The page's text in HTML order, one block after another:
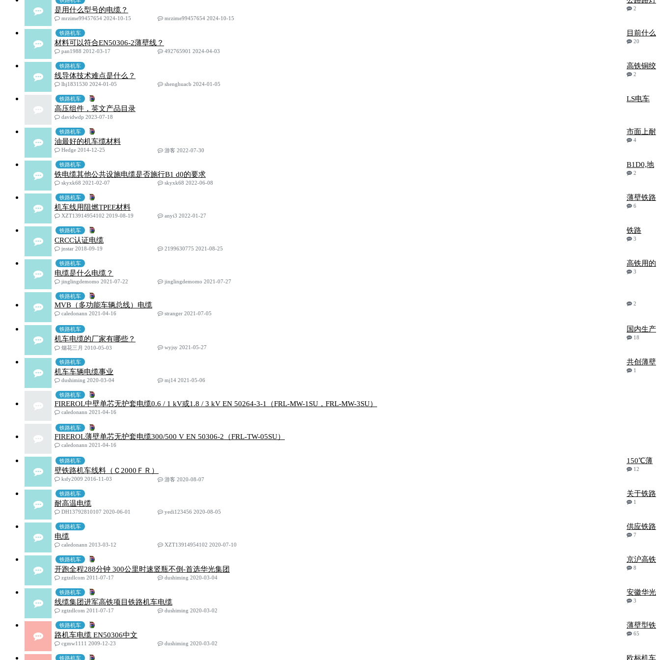
是用什么型号的电缆？
2
mrzime99457654 2024-10-15
mrzime99457654 2024-10-15
铁路机车
目前什么
材料可以符合EN50306-2薄壁线？
20
pan1988 2012-03-17
492765901 2024-04-03
铁路机车
高铁铜绞
线导体技术难点是什么？
2
lhj1831530 2024-01-05
shenghuacb 2024-01-05
铁路机车
LS电车
高压组件，英文产品目录
davidwdp 2023-07-18
铁路机车
市面上耐
油最好的机车缆材料
4
Hedge 2014-12-25
游客 2022-07-30
铁路机车
B1D0,地
铁电缆其他公共设施电缆是否施行B1 d0的要求
2
skyxk68 2021-02-07
skyxk68 2022-06-08
铁路机车
薄壁铁路
机车线用阻燃TPEE材料
6
XZT13914954102 2019-08-19
anyi3 2022-01-27
铁路机车
铁路
CRCC认证电缆
3
jnstar 2018-09-19
2199630775 2021-08-25
铁路机车
高铁用的
电缆是什么电缆？
3
jinglingdemomo 2021-07-22
jinglingdemomo 2021-07-27
铁路机车
MVB（多功能车辆总线）电缆
2
caledonann 2021-04-16
stranger 2021-07-05
铁路机车
国内生产
机车电缆的厂家有哪些？
18
烟花三月 2010-05-03
wyjsy 2021-05-27
铁路机车
共创薄壁
机车车辆电缆事业
1
dushiming 2020-03-04
mj14 2021-05-06
铁路机车
FIREROL中壁单芯无护套电缆0.6 / 1 kV或1.8 / 3 kV EN 50264-3-1（FRL-MW-1SU，FRL-MW-3SU）
caledonann 2021-04-16
铁路机车
FIREROL薄壁单芯无护套电缆300/500 V EN 50306-2（FRL-TW-05SU）
caledonann 2021-04-16
铁路机车
150℃薄
壁铁路机车线料（Ｃ2000ＦＲ）
12
ksfy2009 2016-11-03
游客 2020-08-07
铁路机车
关于铁路
耐高温电缆
1
DH13792810107 2020-06-01
yedi123456 2020-08-05
铁路机车
供应铁路
电缆
7
caledonann 2013-03-12
XZT13914954102 2020-07-10
铁路机车
京沪高铁
开跑全程288分钟 300公里时速竖瓶不倒-首选华光集团
8
zgtzdlcom 2011-07-17
dushiming 2020-03-04
铁路机车
安徽华光
线缆集团进军高铁项目铁路机车电缆
3
zgtzdlcom 2011-07-17
dushiming 2020-03-02
铁路机车
薄壁型铁
路机车电缆 EN50306中文
65
cgmw1111 2009-12-23
dushiming 2020-03-02
铁路机车 欧标机车